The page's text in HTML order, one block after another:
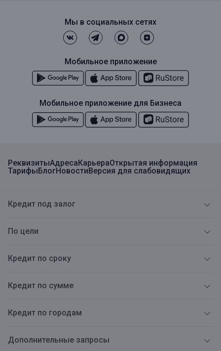
РеквизитыАдресаКарьераОткрытая информация
ТарифыБлогНовостиВерсия для слабовидящих
Кредит под залог
По цели
Кредит по сроку
Кредит по сумме
Кредит по городам
Дополнительные запросы
Мы в социальных сетях
Мобильное приложение
Мобильное приложение для Бизнеса